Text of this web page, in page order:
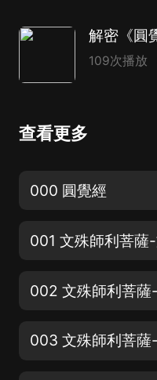
109次播放
查看更多
000 圓覺經